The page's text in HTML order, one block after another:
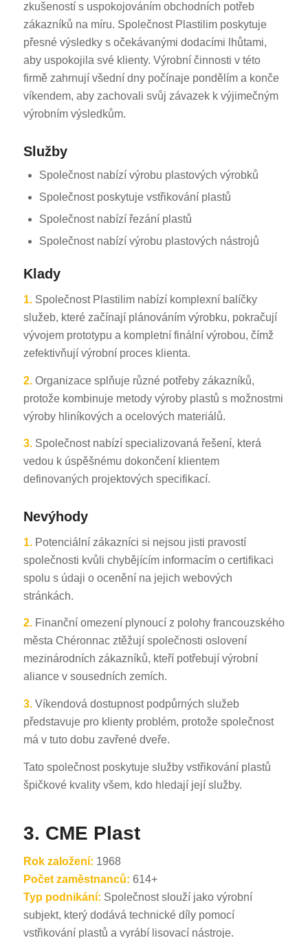
zkušeností s uspokojováním obchodních potřeb
zákazníků na míru. Společnost Plastilim poskytuje
přesné výsledky s očekávanými dodacími lhůtami,
aby uspokojila své klienty. Výrobní činnosti v této
firmě zahrnují všední dny počínaje pondělím a konče
víkendem, aby zachovali svůj závazek k výjimečným
výrobním výsledkům.
Služby
Společnost nabízí výrobu plastových výrobků
Společnost poskytuje vstřikování plastů
Společnost nabízí řezání plastů
Společnost nabízí výrobu plastových nástrojů
Klady
1.Společnost Plastilim nabízí komplexní balíčky
služeb, které začínají plánováním výrobku, pokračují
vývojem prototypu a kompletní finální výrobou, čímž
zefektivňují výrobní proces klienta.
2.Organizace splňuje různé potřeby zákazníků,
protože kombinuje metody výroby plastů s možnostmi
výroby hliníkových a ocelových materiálů.
3.Společnost nabízí specializovaná řešení, která
vedou k úspěšnému dokončení klientem
definovaných projektových specifikací.
Nevýhody
1.Potenciální zákazníci si nejsou jisti pravostí
společnosti kvůli chybějícím informacím o certifikaci
spolu s údaji o ocenění na jejich webových
stránkách.
2.Finanční omezení plynoucí z polohy francouzského
města Chéronnac ztěžují společnosti oslovení
mezinárodních zákazníků, kteří potřebují výrobní
aliance v sousedních zemích.
3.Víkendová dostupnost podpůrných služeb
představuje pro klienty problém, protože společnost
má v tuto dobu zavřené dveře.
Tato společnost poskytuje služby vstřikování plastů
špičkové kvality všem, kdo hledají její služby.
3. CME Plast
Rok založení: 1968
Počet zaměstnanců: 614+
Typ podnikání: Společnost slouží jako výrobní
subjekt, který dodává technické díly pomocí
vstřikování plastů a vyrábí lisovací nástroje.